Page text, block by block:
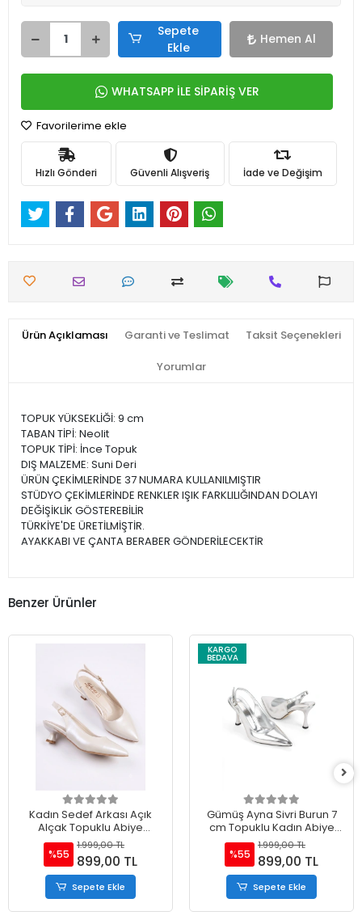
Sepete
Ekle
Hemen Al
WHATSAPP İLE SİPARİŞ VER
Favorilerime ekle
Hızlı Gönderi Güvenli Alışveriş İade ve Değişim
Ürün Açıklaması Garanti ve Teslimat Taksit Seçenekleri
Yorumlar
TOPUK YÜKSEKLİĞİ: 9 cm
TABAN TİPİ: Neolit
TOPUK TİPİ: İnce Topuk
DIŞ MALZEME: Suni Deri
ÜRÜN ÇEKİMLERİNDE 37 NUMARA KULLANILMIŞTIR
STÜDYO ÇEKİMLERİNDE RENKLER IŞIK FARKLILIĞINDAN DOLAYI
DEĞİŞİKLİK GÖSTEREBİLİR
TÜRKİYE'DE ÜRETİLMİŞTİR.
AYAKKABI VE ÇANTA BERABER GÖNDERİLECEKTİR
Benzer Ürünler
Kadın Sedef Arkası Açık
Alçak Topuklu Abiye
Ayakkabı
%55
1.999,00 TL
899,00 TL
Sepete Ekle
KARGO
BEDAVA
Gümüş Ayna Sivri Burun 7
cm Topuklu Kadın Abiye
Ayakkabı
%55
1.999,00 TL
899,00 TL
Sepete Ekle